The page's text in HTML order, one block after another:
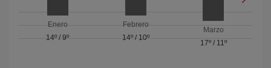
Enero
14º /9º
Febrero
14º/ 10º
Marzo
17º/ 11º